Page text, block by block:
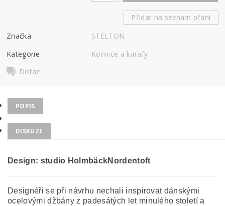
Přidat na seznam přání
Značka
STELTON
Kategorie
Konvice a karafy
Dotaz
POPIS
DISKUZE
Design: studio HolmbäckNordentoft
Designéři se při návrhu nechali inspirovat dánskými
ocelovými džbány z padesátých let minulého století a